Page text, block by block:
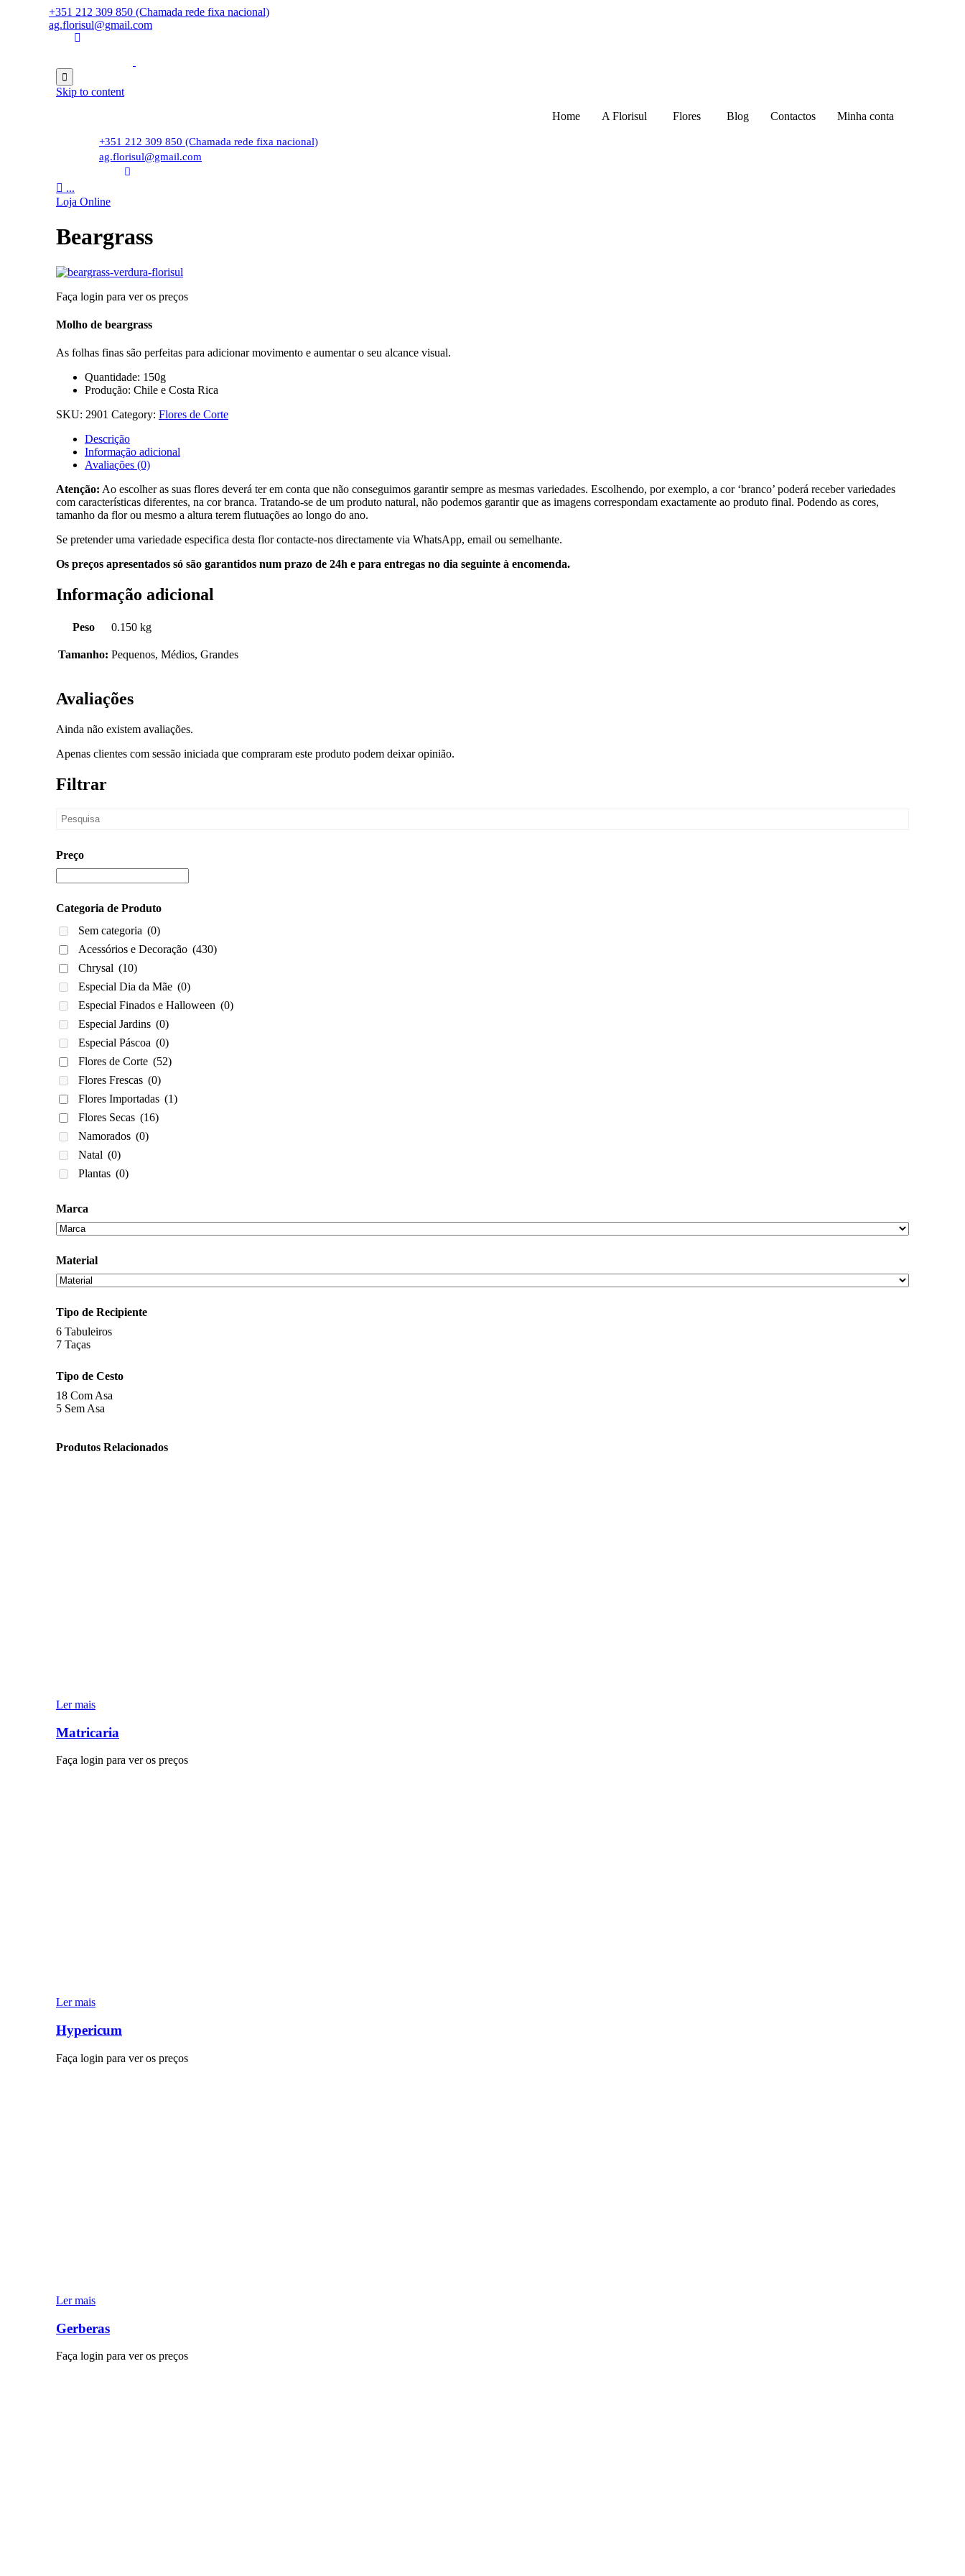
+351 212 309 850 (Chamada rede fixa nacional)
ag.florisul@gmail.com

Skip to content
Home
A Florisul Flores Blog Contactos Minha conta
+351 212 309 850 (Chamada rede fixa nacional)
ag.florisul@gmail.com
 ...
Loja Online
Beargrass
Faça login para ver os preços
Molho de beargrass
As folhas finas são perfeitas para adicionar movimento e aumentar o seu alcance visual.
Quantidade: 150g
Produção: Chile e Costa Rica
SKU: 2901 Category: Flores de Corte
Descrição
Informação adicional
Avaliações (0)
Atenção: Ao escolher as suas flores deverá ter em conta que não conseguimos garantir sempre as mesmas variedades. Escolhendo, por exemplo, a cor ‘branco’ poderá receber variedades
com características diferentes, na cor branca. Tratando-se de um produto natural, não podemos garantir que as imagens correspondam exactamente ao produto final. Podendo as cores,
tamanho da flor ou mesmo a altura terem flutuações ao longo do ano.
Se pretender uma variedade especifica desta flor contacte-nos directamente via WhatsApp, email ou semelhante.
Os preços apresentados só são garantidos num prazo de 24h e para entregas no dia seguinte à encomenda.
Informação adicional
Peso 0.150 kg
Tamanho: Pequenos, Médios, Grandes
Avaliações
Ainda não existem avaliações.
Apenas clientes com sessão iniciada que compraram este produto podem deixar opinião.
Filtrar
Preço
Categoria de Produto
Sem categoria (0)
Acessórios e Decoração (430)
Chrysal (10)
Especial Dia da Mãe (0)
Especial Finados e Halloween (0)
Especial Jardins (0)
Especial Páscoa (0)
Flores de Corte (52)
Flores Frescas (0)
Flores Importadas (1)
Flores Secas (16)
Namorados (0)
Natal (0)
Plantas (0)
Marca
Material
Tipo de Recipiente
6 Tabuleiros
7 Taças
Tipo de Cesto
18 Com Asa
5 Sem Asa
Produtos Relacionados
Ler mais
Matricaria
Faça login para ver os preços
Ler mais
Hypericum
Faça login para ver os preços
Ler mais
Gerberas
Faça login para ver os preços